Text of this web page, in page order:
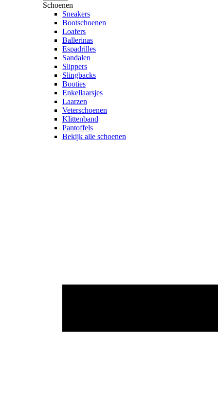
Schoenen
Sneakers
Bootschoenen
Loafers
Ballerinas
Espadrilles
Sandalen
Slippers
Slingbacks
Booties
Enkellaarsjes
Laarzen
Veterschoenen
Klittenband
Pantoffels
Bekijk alle schoenen